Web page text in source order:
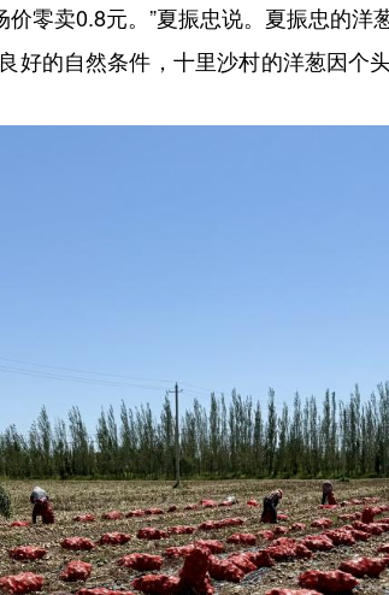
卖0.8元。”夏振忠说。夏振忠的洋
好的自然条件，十里沙村的洋葱因个